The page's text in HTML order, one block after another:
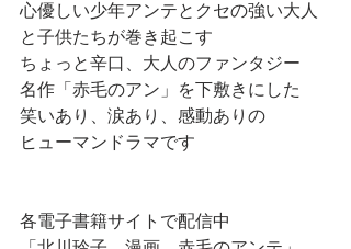
心優しい少年アンテとクセの強い大人
と子供たちが巻き起こす
ちょっと辛口、大人のファンタジー
名作「赤毛のアン」を下敷きにした
笑いあり、涙あり、感動ありの
ヒューマンドラマです
各電子書籍サイトで配信中